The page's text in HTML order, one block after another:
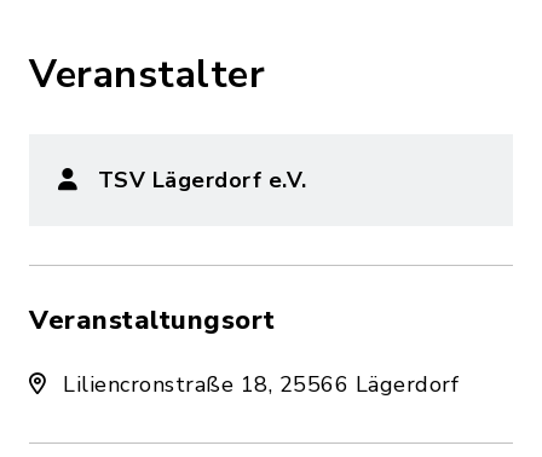
Veranstalter
TSV Lägerdorf e.V.
Veranstaltungsort
Liliencronstraße 18, 25566 Lägerdorf